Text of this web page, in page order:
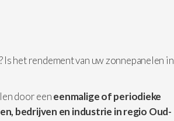
het rendement van uw zonnepanelen in
door eeneenmalige of periodieke
bedrijven en industrie inregio Oud-